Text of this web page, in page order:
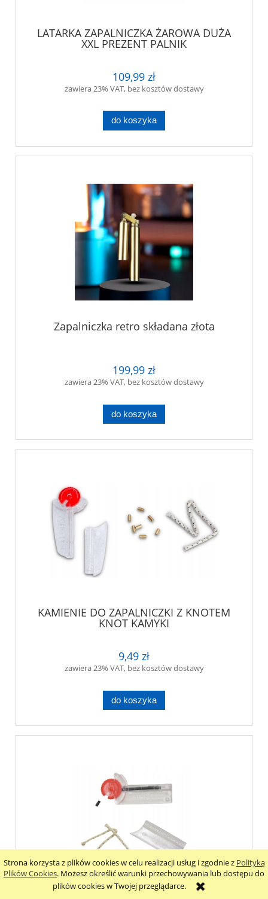
Strona korzysta z plików cookies w celu realizacji usług i zgodnie z Polityką
Plików Cookies. Możesz określić warunki przechowywania lub dostępu do
plików cookies w Twojej przeglądarce.
LATARKA ZAPALNICZKA ŻAROWA DUŻA
XXL PREZENT PALNIK
109,99 zł
zawiera 23% VAT, bez kosztów dostawy
do koszyka
Zapalniczka retro składana złota
199,99 zł
zawiera 23% VAT, bez kosztów dostawy
do koszyka
KAMIENIE DO ZAPALNICZKI Z KNOTEM
KNOT KAMYKI
9,49 zł
zawiera 23% VAT, bez kosztów dostawy
do koszyka